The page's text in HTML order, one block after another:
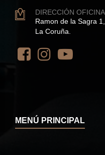
DIRECCIÓN
Ramon de la Sagra
La Coruña.
MENÚ PRINCIPAL